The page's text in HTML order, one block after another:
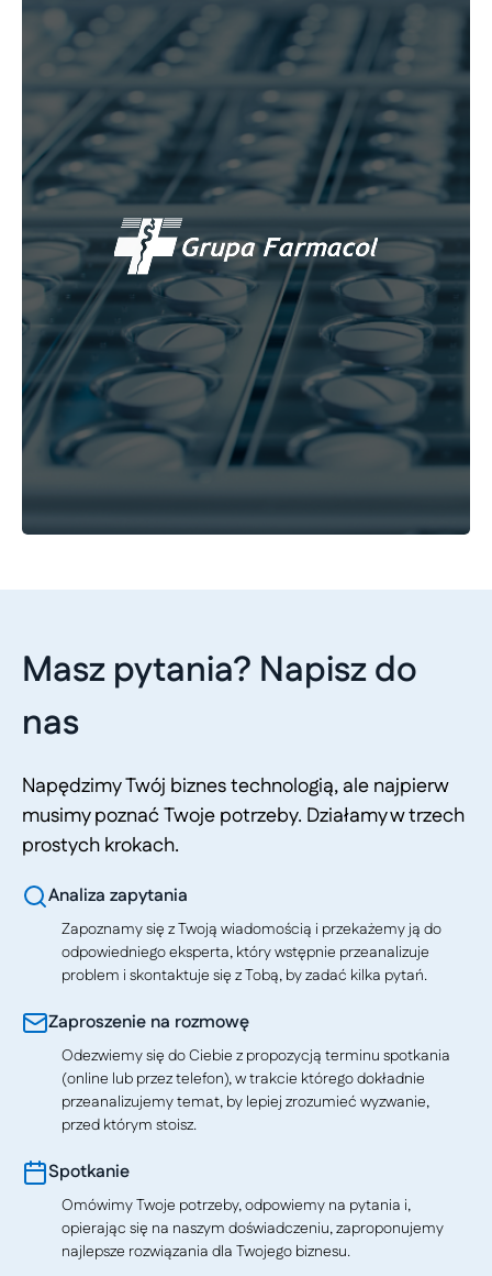
Masz pytania? Napisz do
nas
Napędzimy Twój biznes technologią, ale najpierw
musimy poznać Twoje potrzeby. Działamy w trzech
prostych krokach.
Analiza zapytania
Zapoznamy się z Twoją wiadomością i przekażemy ją do
odpowiedniego eksperta, który wstępnie przeanalizuje
problem i skontaktuje się z Tobą, by zadać kilka pytań.
Zaproszenie na rozmowę
Odezwiemy się do Ciebie z propozycją terminu spotkania
(online lub przez telefon), w trakcie którego dokładnie
przeanalizujemy temat, by lepiej zrozumieć wyzwanie,
przed którym stoisz.
Spotkanie
Omówimy Twoje potrzeby, odpowiemy na pytania i,
opierając się na naszym doświadczeniu, zaproponujemy
najlepsze rozwiązania dla Twojego biznesu.